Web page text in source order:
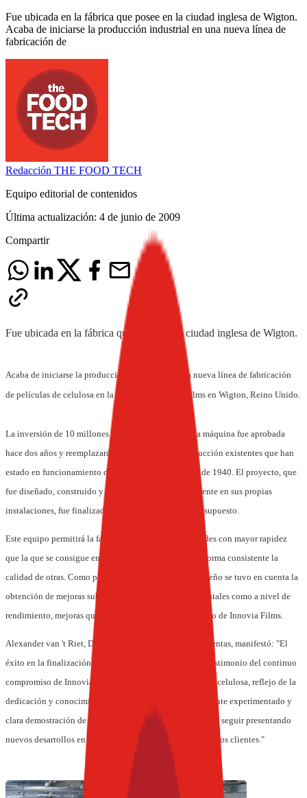
Fue ubicada en la fábrica que posee en la ciudad inglesa de Wigton.
Acaba de iniciarse la producción industrial en una nueva línea de
fabricación de
Redacción THE FOOD TECH
Equipo editorial de contenidos
Última actualización: 4 de junio de 2009
Compartir
Fue ubicada en la fábrica que posee en la ciudad inglesa de Wigton.
Acaba de iniciarse la producción industrial en una nueva línea de fabricación
de películas de celulosa en la fábrica de Innovia Films en Wigton, Reino Unido.
La inversión de 10 millones de euros para esta nueva máquina fue aprobada
hace dos años y reemplazará a las dos líneas de producción existentes que han
estado en funcionamiento desde finales de la década de 1940. El proyecto, que
fue diseñado, construido y gestionado fundamentalmente en sus propias
instalaciones, fue finalizado a tiempo y dentro del presupuesto.
Este equipo permitirá la fabricación de algunas calidades con mayor rapidez
que la que se consigue en la actualidad y mejorará de forma consistente la
calidad de otras. Como parte integral del innovador diseño se tuvo en cuenta la
obtención de mejoras substanciales, tanto medioambientales como a nivel de
rendimiento, mejoras que reducirán la huella del carbono de Innovia Films.
Alexander van 't Riet, Director Global de Marketing y Ventas, manifestó: "El
éxito en la finalización de este importante proyecto es testimonio del continuo
compromiso de Innovia Films con las películas a base de celulosa, reflejo de la
dedicación y conocimientos de su equipo técnico altamente experimentado y
clara demostración de nuestro convencimiento y deseo de seguir presentando
nuevos desarrollos en la tecnología de la celulosa a nuestros clientes."